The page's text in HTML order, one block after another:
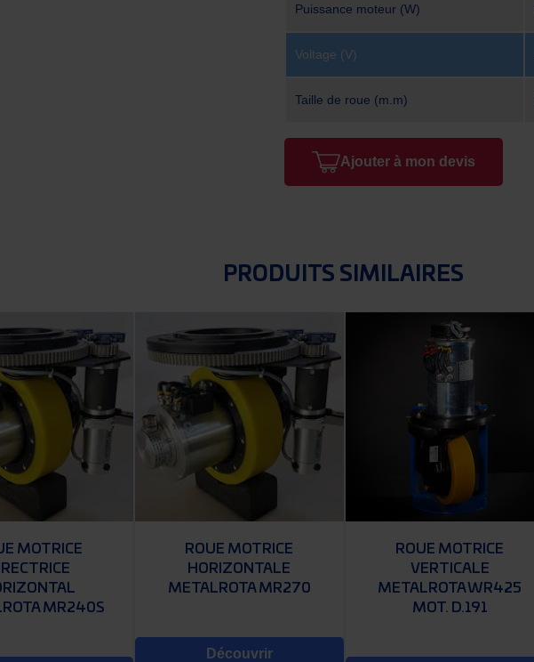
Puissance moteur (W)
Voltage (V)
Taille de roue (m.m)
Ajouter à mon devis
PRODUITS SIMILAIRES
MOTRICE
MR240S
ROUE MOTRICE
HORIZONTALE
METALROTA MR270
Découvrir
ROUE MOTRICE
VERTICALE
METALROTA WR425
MOT. D.191